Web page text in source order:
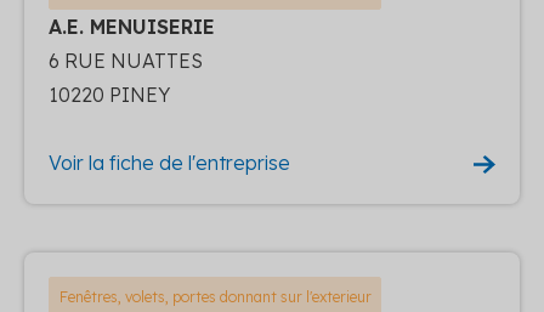
A.E. MENUISERIE
6 RUE NUATTES
10220 PINEY
Voir la fiche de l'entreprise
Fenêtres, volets, portes donnant sur l'exterieur